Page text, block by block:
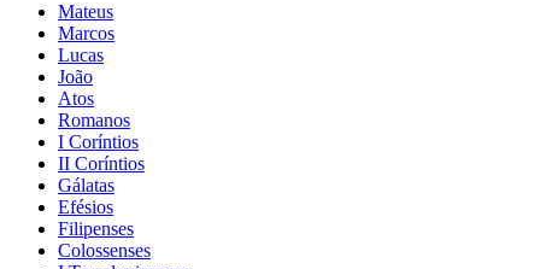
Mateus
Marcos
Lucas
João
Atos
Romanos
I Coríntios
II Coríntios
Gálatas
Efésios
Filipenses
Colossenses